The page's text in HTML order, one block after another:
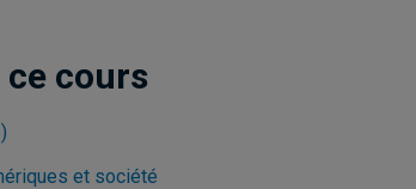
ce cours
et société